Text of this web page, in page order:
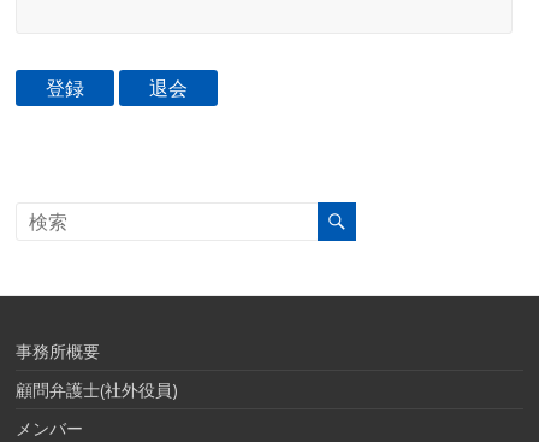
事務所概要
顧問弁護士(社外役員)
メンバー